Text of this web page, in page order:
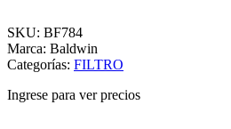
SKU: BF784
Marca: Baldwin
Categorías: FILTRO
Ingrese para ver precios